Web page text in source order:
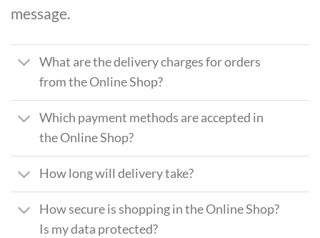
message.
What are the delivery charges for orders
from the Online Shop?
Which payment methods are accepted in
the Online Shop?
How long will delivery take?
How secure is shopping in the Online Shop?
Is my data protected?